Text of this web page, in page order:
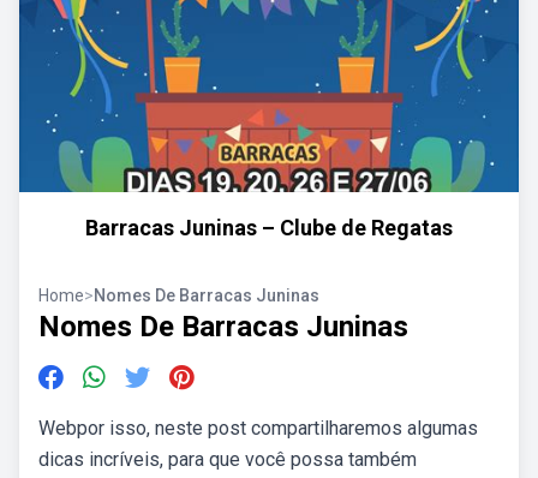
Barracas Juninas – Clube de Regatas
Home>Nomes De Barracas Juninas
Nomes De Barracas Juninas
Webpor isso, neste post compartilharemos algumas
dicas incríveis, para que você possa também